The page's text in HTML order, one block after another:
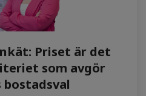
Priset är det
som avgör